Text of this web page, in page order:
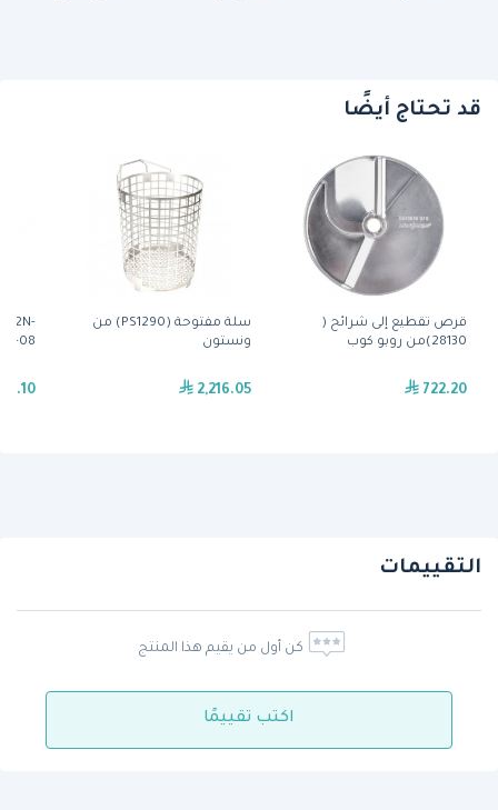
قد تحتاج أيضًا
قرص تقطيع إلى شرائح (
28130)من روبو كوب
722.20
سلة مفتوحة (PS1290) من
ونستون
2,216.05
( 2N-
11162-08)
التقييمات
كن أول من يقيم هذا المنتج
اكتب تقييمًا